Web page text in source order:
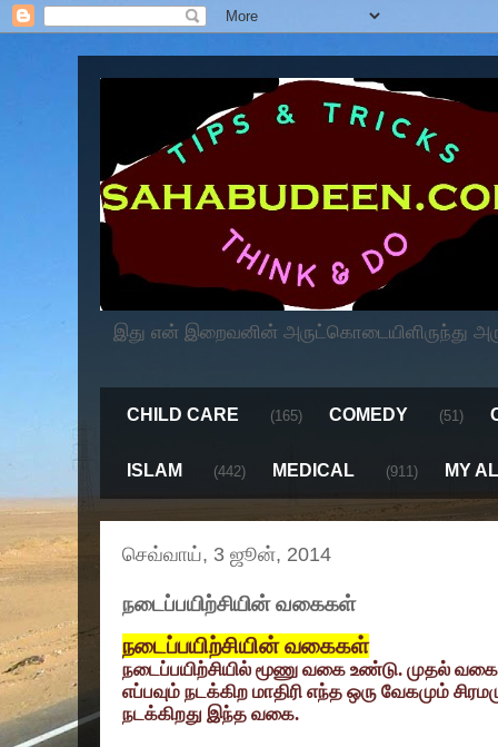
இது என் இறைவனின் அருட்கொடையிளிருந்து
CHILD CARE (165) COMEDY (51)
ISLAM (442) MEDICAL (911) MY
செவ்வாய், 3 ஜூன், 2014
நடைப்பயிற்சியின் வகைகள்
நடைப்பயிற்சியின் வகைகள்
நடைப்பயிற்சியில் மூணு வகை உண்டு. முதல்
எப்பவும் நடக்கிற மாதிரி எந்த ஒரு வேகமும்
நடக்கிறது இந்த வகை.